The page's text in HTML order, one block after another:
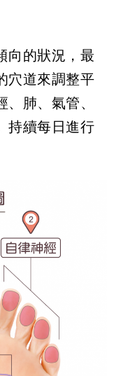
向的狀況，最
穴道來調整平
肺、氣管、
持續每日進行